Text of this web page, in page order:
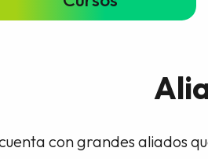
con grandes aliados